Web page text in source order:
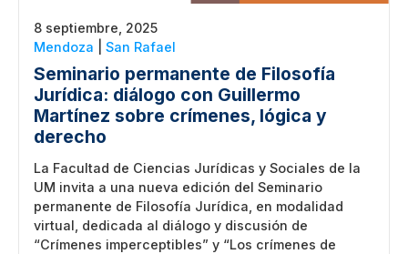
8 septiembre, 2025
Mendoza
San Rafael
Seminario permanente de Filosofía
Jurídica: diálogo con Guillermo
Martínez sobre crímenes, lógica y
derecho
La Facultad de Ciencias Jurídicas y Sociales de la
UM invita a una nueva edición del Seminario
permanente de Filosofía Jurídica, en modalidad
virtual, dedicada al diálogo y discusión de
“Crímenes imperceptibles” y “Los crímenes de